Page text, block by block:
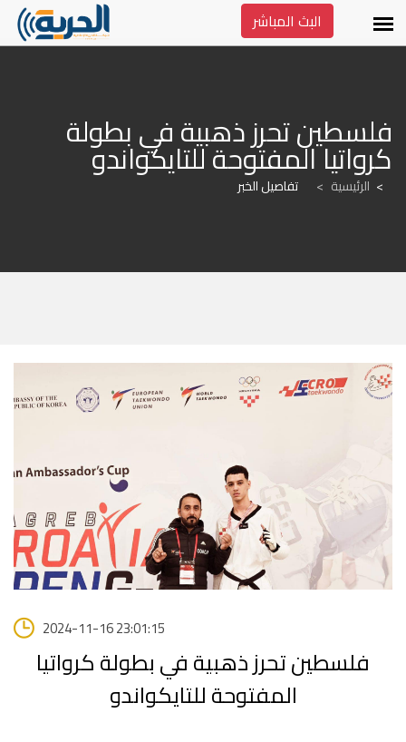
البث المباشر
كرواتيا المفتوحة للتايكواندو
الرئيسية > تفاصيل الخبر
2024-11-16 23:01:15
فلسطين تحرز ذهبية في بطولة كرواتيا
المفتوحة للتايكواندو